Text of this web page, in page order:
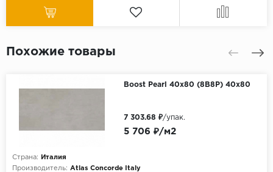
Похожие товары
Boost Pearl 40x80 (8B8P) 40x80
Страна:
Италия
Производитель: Atlas Concorde Italy
5 706 ₽/м2
7 303.68 ₽/упак.